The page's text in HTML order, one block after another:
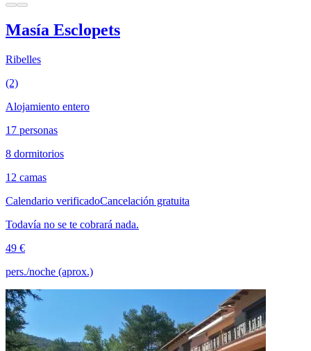
Masía Esclopets
Ribelles
(2)
Alojamiento entero
17 personas
8 dormitorios
12 camas
Calendario verificadoCancelación gratuita
Todavía no se te cobrará nada.
49 €
pers./noche (aprox.)